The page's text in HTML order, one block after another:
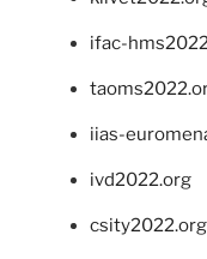
ifac-
iias-
ivd2022.org
csity2022.org